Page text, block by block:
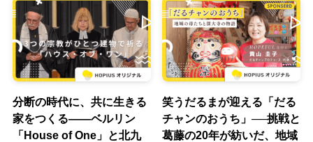
分断の時代に、共に生きる
家をつくる——ベルリン
「House of One」と北九
笑うだるまが迎える「だる
チャンのおうち」──挑戦と
葛藤の20年が紡いだ、地域